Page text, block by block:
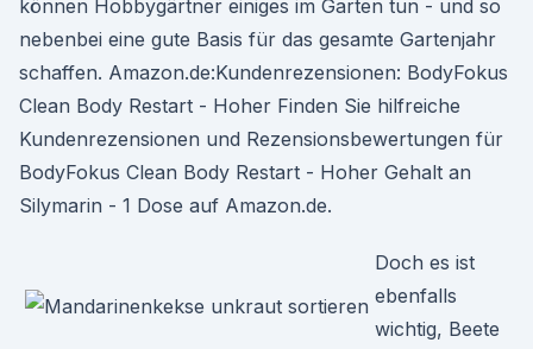
können Hobbygärtner einiges im Garten tun - und so
nebenbei eine gute Basis für das gesamte Gartenjahr
schaffen. Amazon.de:Kundenrezensionen: BodyFokus
Clean Body Restart - Hoher Finden Sie hilfreiche
Kundenrezensionen und Rezensionsbewertungen für
BodyFokus Clean Body Restart - Hoher Gehalt an
Silymarin - 1 Dose auf Amazon.de.
Doch es ist
ebenfalls
wichtig, Beete